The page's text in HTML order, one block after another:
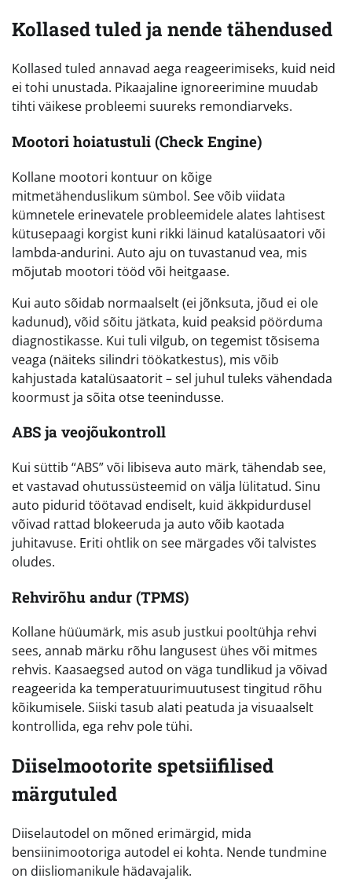
Kollased tuled ja nende tähendused
Kollased tuled annavad aega reageerimiseks, kuid neid
ei tohi unustada. Pikaajaline ignoreerimine muudab
tihti väikese probleemi suureks remondiarveks.
Mootori hoiatustuli (Check Engine)
Kollane mootori kontuur on kõige
mitmetähenduslikum sümbol. See võib viidata
kümnetele erinevatele probleemidele alates lahtisest
kütusepaagi korgist kuni rikki läinud katalüsaatori või
lambda-andurini. Auto aju on tuvastanud vea, mis
mõjutab mootori tööd või heitgaase.
Kui auto sõidab normaalselt (ei jõnksuta, jõud ei ole
kadunud), võid sõitu jätkata, kuid peaksid pöörduma
diagnostikasse. Kui tuli vilgub, on tegemist tõsisema
veaga (näiteks silindri töökatkestus), mis võib
kahjustada katalüsaatorit – sel juhul tuleks vähendada
koormust ja sõita otse teenindusse.
ABS ja veojõukontroll
Kui süttib “ABS” või libiseva auto märk, tähendab see,
et vastavad ohutussüsteemid on välja lülitatud. Sinu
auto pidurid töötavad endiselt, kuid äkkpidurdusel
võivad rattad blokeeruda ja auto võib kaotada
juhitavuse. Eriti ohtlik on see märgades või talvistes
oludes.
Rehvirõhu andur (TPMS)
Kollane hüüumärk, mis asub justkui pooltühja rehvi
sees, annab märku rõhu langusest ühes või mitmes
rehvis. Kaasaegsed autod on väga tundlikud ja võivad
reageerida ka temperatuurimuutusest tingitud rõhu
kõikumisele. Siiski tasub alati peatuda ja visuaalselt
kontrollida, ega rehv pole tühi.
Diiselmootorite spetsiifilised
märgutuled
Diiselautodel on mõned erimärgid, mida
bensiinimootoriga autodel ei kohta. Nende tundmine
on diisliomanikule hädavajalik.